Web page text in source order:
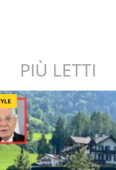
PIÙ LETTI